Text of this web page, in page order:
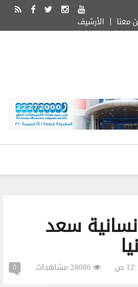
الأرشيف معنا
سعد
0